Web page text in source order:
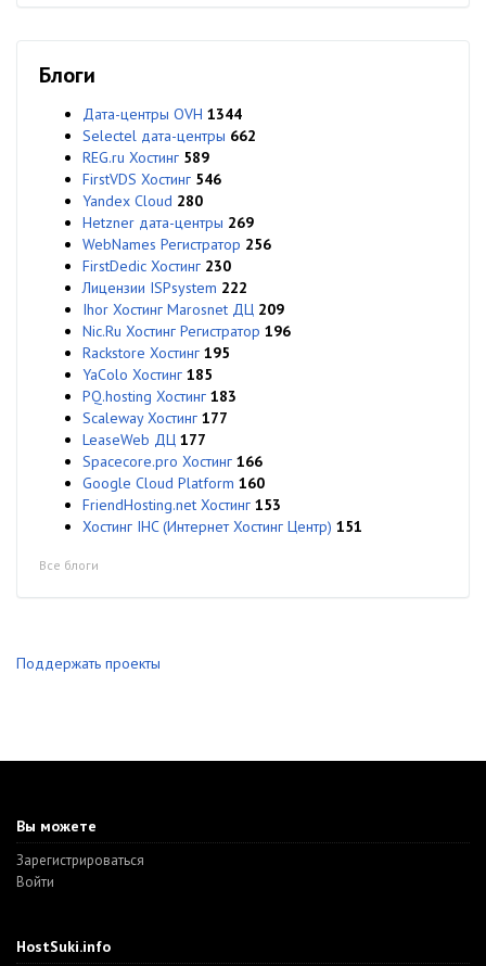
Блоги
Дата-центры OVH 1344
Selectel дата-центры 662
REG.ru Хостинг 589
FirstVDS Хостинг 546
Yandex Cloud 280
Hetzner дата-центры 269
WebNames Регистратор 256
FirstDedic Хостинг 230
Лицензии ISPsystem 222
Ihor Хостинг Marosnet ДЦ 209
Nic.Ru Хостинг Регистратор 196
Rackstore Хостинг 195
YaColo Хостинг 185
PQ.hosting Хостинг 183
Scaleway Хостинг 177
LeaseWeb ДЦ 177
Spacecore.pro Хостинг 166
Google Cloud Platform 160
FriendHosting.net Хостинг 153
Хостинг IHC (Интернет Хостинг Центр) 151
Все блоги
Поддержать проекты
Вы можете
Зарегистрироваться
Войти
HostSuki.info